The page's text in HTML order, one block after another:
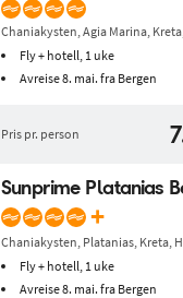
Chaniakysten, Agia Marina,
Fly + hotell, 1 uke
Avreise 8. mai. fra Bergen
Pris pr. person
Sunprime Platanias
+
Chaniakysten, Platanias, Kreta,
Fly + hotell, 1 uke
Avreise 8. mai. fra Bergen